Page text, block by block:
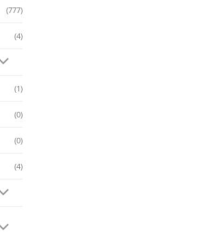
(777)
(4)
(1)
(0)
(0)
(4)